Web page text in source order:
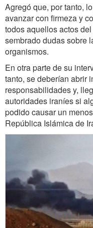
Agregó que, por tanto,
avanzar con firmeza y
todos aquellos actos
sembrado dudas sobre
organismos.
En otra parte de su
tanto, se deberían abrir
responsabilidades y,
autoridades iraníes si
podido causar un
República Islámica de